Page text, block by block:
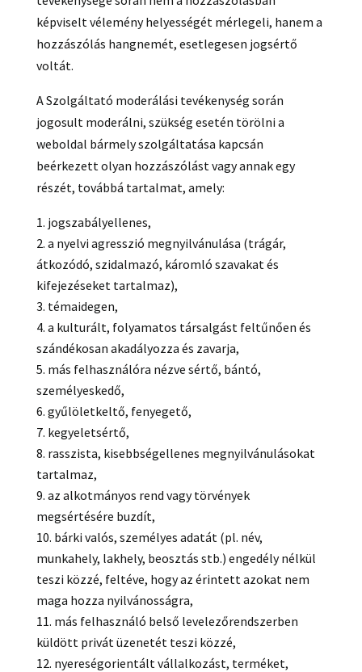
képviselt vélemény helyességét mérlegeli, hanem a
hozzászólás hangnemét, esetlegesen jogsértő
voltát.
A Szolgáltató moderálási tevékenység során
jogosult moderálni, szükség esetén törölni a
weboldal bármely szolgáltatása kapcsán
beérkezett olyan hozzászólást vagy annak egy
részét, továbbá tartalmat, amely:
jogszabályellenes,
a nyelvi agresszió megnyilvánulása (trágár,
átkozódó, szidalmazó, káromló szavakat és
kifejezéseket tartalmaz),
témaidegen,
a kulturált, folyamatos társalgást feltűnően és
szándékosan akadályozza és zavarja,
más felhasználóra nézve sértő, bántó,
személyeskedő,
gyűlöletkeltő, fenyegető,
kegyeletsértő,
rasszista, kisebbségellenes megnyilvánulásokat
tartalmaz,
az alkotmányos rend vagy törvények
megsértésére buzdít,
bárki valós, személyes adatát (pl. név,
munkahely, lakhely, beosztás stb.) engedély nélkül
teszi közzé, feltéve, hogy az érintett azokat nem
maga hozza nyilvánosságra,
más felhasználó belső levelezőrendszerben
küldött privát üzenetét teszi közzé,
nyereségorientált vállalkozást, terméket,